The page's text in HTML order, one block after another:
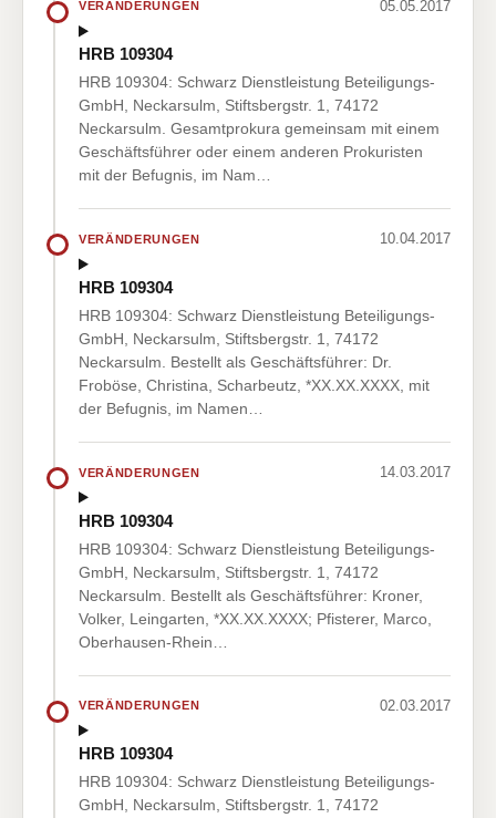
VERÄNDERUNGEN 05.05.2017
HRB 109304
HRB 109304: Schwarz Dienstleistung Beteiligungs-
GmbH, Neckarsulm, Stiftsbergstr. 1, 74172
Neckarsulm. Gesamtprokura gemeinsam mit einem
Geschäftsführer oder einem anderen Prokuristen
mit der Befugnis, im Nam…
VERÄNDERUNGEN 10.04.2017
HRB 109304
HRB 109304: Schwarz Dienstleistung Beteiligungs-
GmbH, Neckarsulm, Stiftsbergstr. 1, 74172
Neckarsulm. Bestellt als Geschäftsführer: Dr.
Froböse, Christina, Scharbeutz, *XX.XX.XXXX, mit
der Befugnis, im Namen…
VERÄNDERUNGEN 14.03.2017
HRB 109304
HRB 109304: Schwarz Dienstleistung Beteiligungs-
GmbH, Neckarsulm, Stiftsbergstr. 1, 74172
Neckarsulm. Bestellt als Geschäftsführer: Kroner,
Volker, Leingarten, *XX.XX.XXXX; Pfisterer, Marco,
Oberhausen-Rhein…
VERÄNDERUNGEN 02.03.2017
HRB 109304
HRB 109304: Schwarz Dienstleistung Beteiligungs-
GmbH, Neckarsulm, Stiftsbergstr. 1, 74172